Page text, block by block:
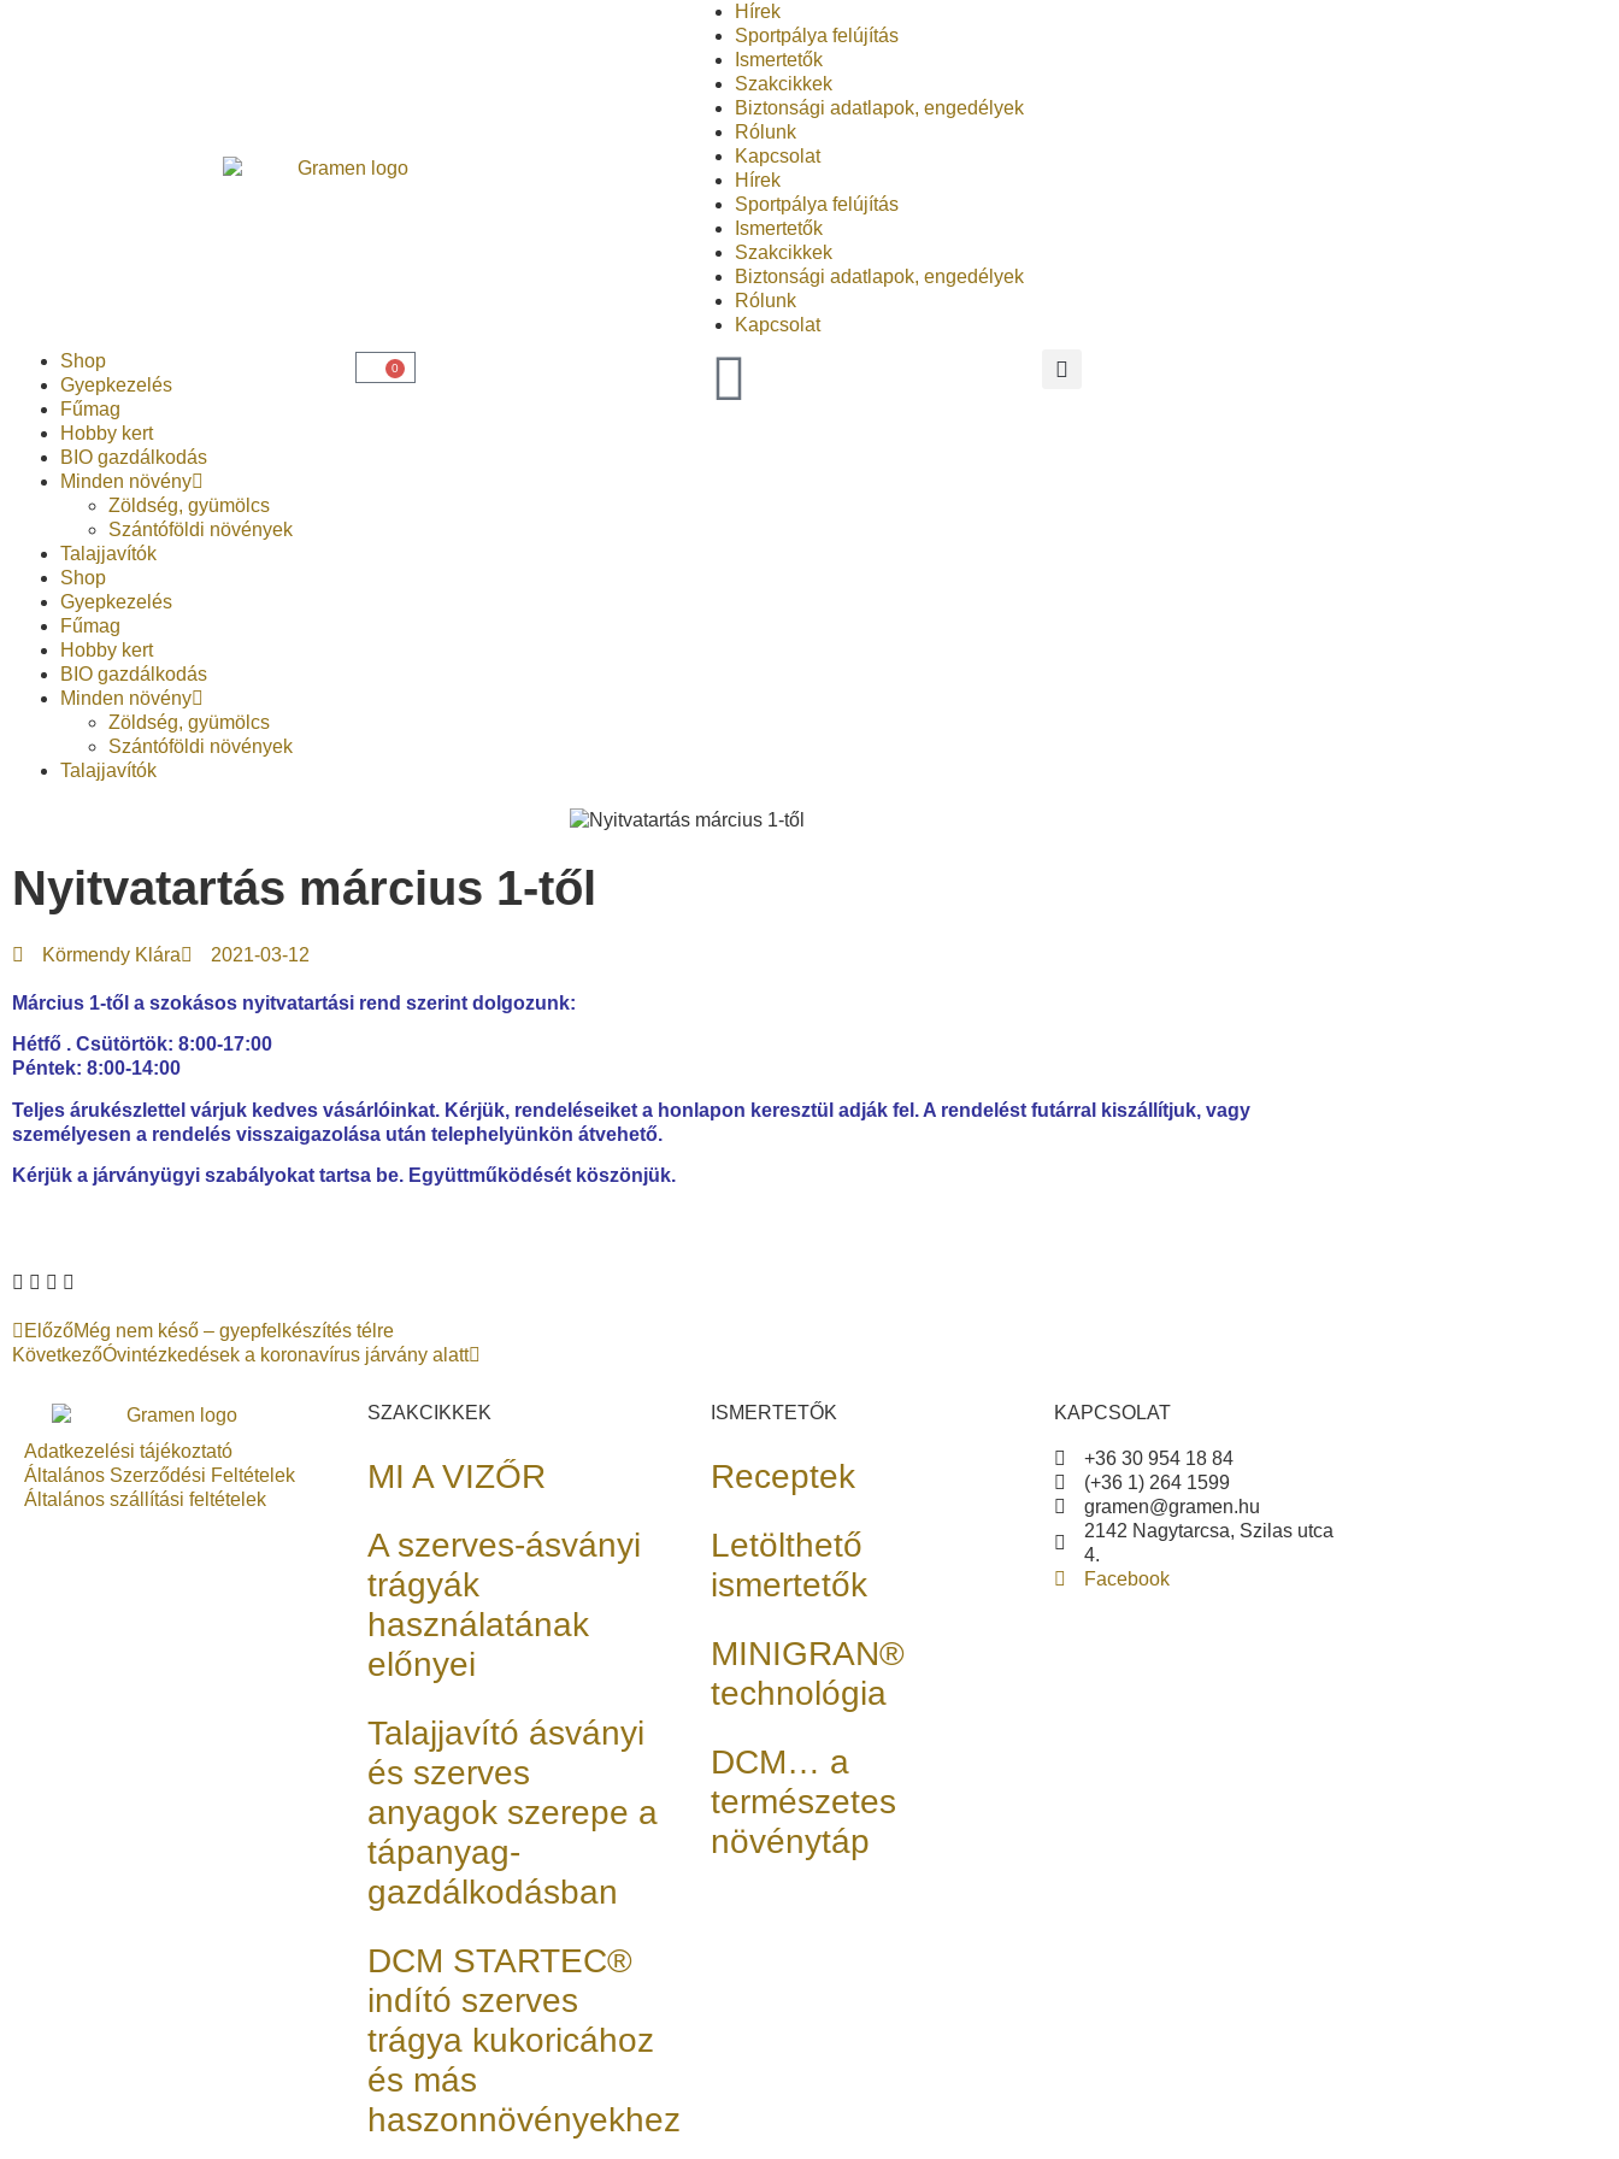
Hírek
Sportpálya felújítás
Ismertetők
Szakcikkek
Biztonsági adatlapok, engedélyek
Rólunk
Kapcsolat
Hírek
Sportpálya felújítás
Ismertetők
Szakcikkek
Biztonsági adatlapok, engedélyek
Rólunk
Kapcsolat
Shop
Gyepkezelés
Fűmag
Hobby kert
BIO gazdálkodás
Minden növény
Zöldség, gyümölcs
Szántóföldi növények
Talajjavítók
Shop
Gyepkezelés
Fűmag
Hobby kert
BIO gazdálkodás
Minden növény
Zöldség, gyümölcs
Szántóföldi növények
Talajjavítók
0
Nyitvatartás március 1-től
Körmendy Klára 2021-03-12
Március 1-től a szokásos nyitvatartási rend szerint dolgozunk:
Hétfő . Csütörtök: 8:00-17:00
Péntek: 8:00-14:00
Teljes árukészlettel várjuk kedves vásárlóinkat. Kérjük, rendeléseiket a honlapon keresztül adják fel. A rendelést futárral kiszállítjuk, vagy
személyesen a rendelés visszaigazolása után telephelyünkön átvehető.
Kérjük a járványügyi szabályokat tartsa be. Együttműködését köszönjük.
ElőzőMég nem késő – gyepfelkészítés télre
KövetkezőÓvintézkedések a koronavírus járvány alatt
Adatkezelési tájékoztató
Általános Szerződési Feltételek
Általános szállítási feltételek
SZAKCIKKEK
MI A VIZŐR
A szerves-ásványi
trágyák
használatának
előnyei
Talajjavító ásványi
és szerves
anyagok szerepe a
tápanyag-
gazdálkodásban
DCM STARTEC®
indító szerves
trágya kukoricához
és más
haszonnövényekhez
ISMERTETŐK
Receptek
Letölthető
ismertetők
MINIGRAN®
technológia
DCM… a
természetes
növénytáp
KAPCSOLAT
+36 30 954 18 84
(+36 1) 264 1599
gramen@gramen.hu
2142 Nagytarcsa, Szilas utca
4.
Facebook